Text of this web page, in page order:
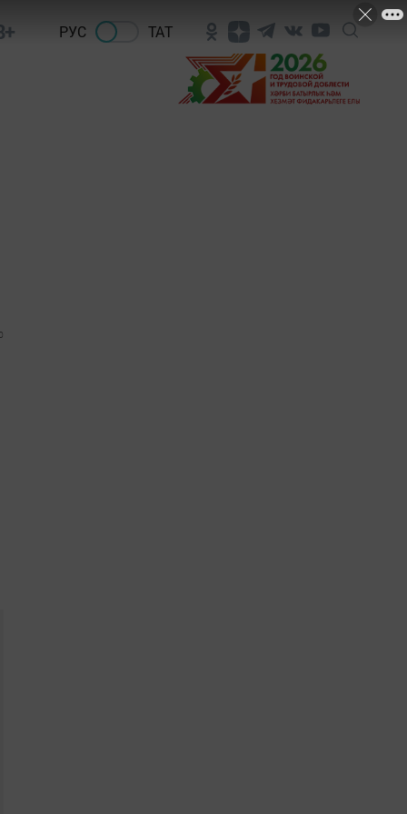
РУС ТАТ